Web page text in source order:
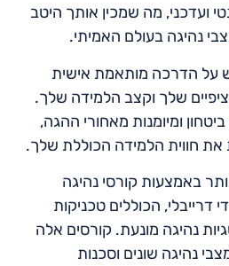
ועדכני, מה שמכין אותך היטב
נהיגה בעולם האמיתי.
על הדרכה מותאמת אישית
שלך וקצב הלמידה שלך.
ומיומנות מאחורי ההגה,
חווית הלמידה הכוללת שלך.
באמצעות קורסי נהיגה
דרייבלי, הכוללים טכניקות
נהיגה מונעת. קורסים אלה
נהיגה שונים וסכנות